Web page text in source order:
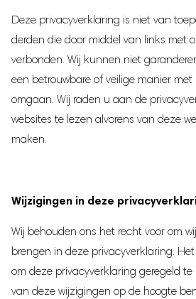
Deze privacyverklaring is niet van
derden die door middel van links met
verbonden. Wij kunnen niet
een betrouwbare of veilige manier
omgaan. Wij raden u aan de
websites te lezen alvorens van deze
maken.
Wijzigingen in deze
Wij behouden ons het recht voor om
brengen in deze privacyverklaring.
om deze privacyverklaring geregeld
van deze wijzigingen op de hoogte